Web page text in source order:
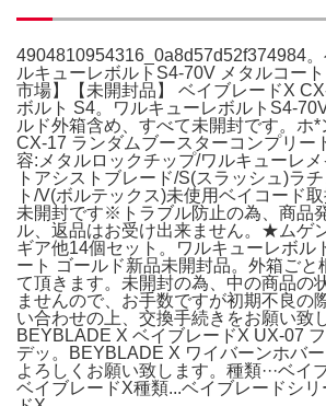
4904810954316_0a8d57d52f374984
ルキューレボルトS4-70V メタルコー
市場】【未開封品】 ベイブレードX
ボルト S4。ワルキューレボルトS4-
ルド外箱含め、すべて未開封です。ホ
CX-17 ランダムブースターコンプリー
容:メタルロックチップ/ワルキューレ
トアシストブレード/S(スラッシュ)ラ
ト/V(ボルテックス)未使用ベイコード
未開封です※トラブル防止の為、商品
ル、返品はお受け出来ません。★ム
ギア他14個セット。ワルキューレボル
ート ゴールド新品未開封品。外箱ごと
て頂きます。未開封の為、中の商品の
ませんので、お手数ですが初期不良の
い合わせの上、交換手続きをお願い致
BEYBLADE X ベイブレードX UX-07
デッ。BEYBLADE X ワイバーンホバ
よろしくお願い致します。種類···ベイ
ベイブレードX種類...ベイブレードシ